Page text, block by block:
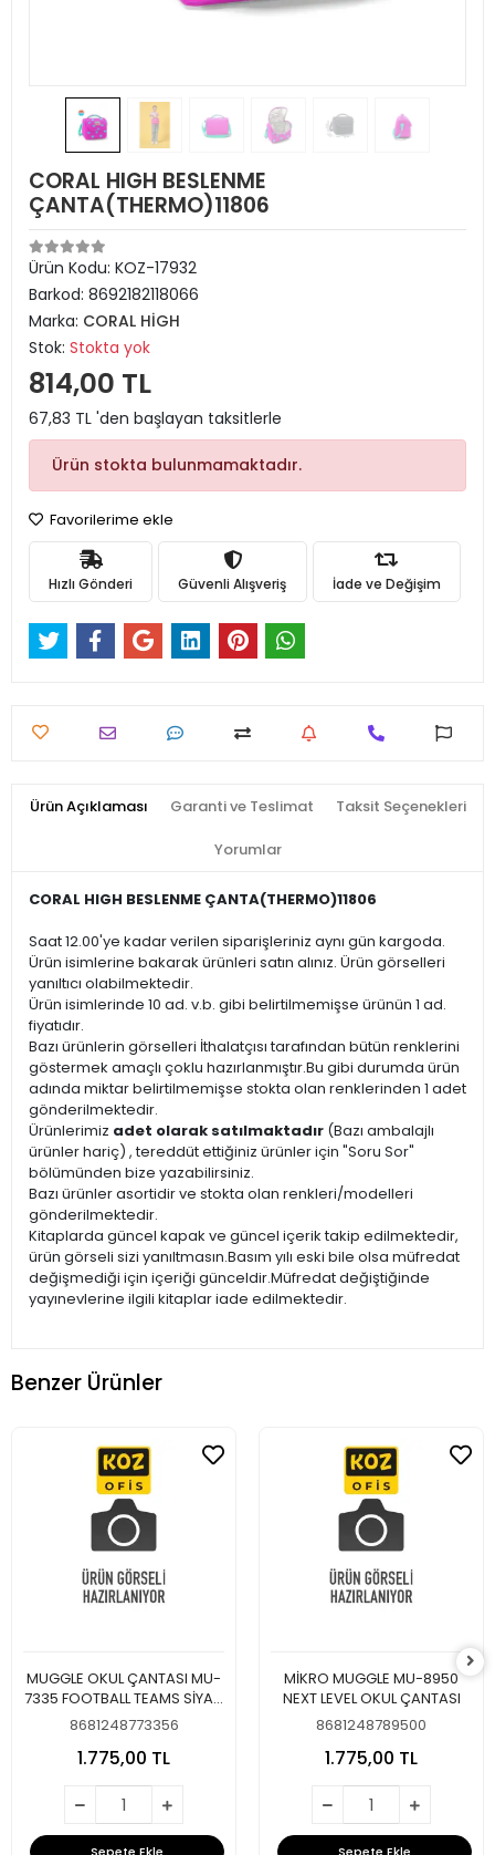
CORAL HIGH BESLENME
ÇANTA(THERMO)11806
Ürün Kodu: KOZ-17932
Barkod: 8692182118066
Marka: CORAL HİGH
Stok: Stokta yok
814,00 TL
67,83 TL 'den başlayan taksitlerle
Ürün stokta bulunmamaktadır.
Favorilerime ekle
Hızlı Gönderi Güvenli Alışveriş İade ve Değişim
Ürün Açıklaması Garanti ve Teslimat Taksit Seçenekleri
Yorumlar
CORAL HIGH BESLENME ÇANTA(THERMO)11806
Saat 12.00'ye kadar verilen siparişleriniz aynı gün kargoda.
Ürün isimlerine bakarak ürünleri satın alınız. Ürün görselleri
yanıltıcı olabilmektedir.
Ürün isimlerinde 10 ad. v.b. gibi belirtilmemişse ürünün 1 ad.
fiyatıdır.
Bazı ürünlerin görselleri İthalatçısı tarafından bütün renklerini
göstermek amaçlı çoklu hazırlanmıştır.Bu gibi durumda ürün
adında miktar belirtilmemişse stokta olan renklerinden 1 adet
gönderilmektedir.
Ürünlerimiz adet olarak satılmaktadır (Bazı ambalajlı
ürünler hariç) , tereddüt ettiğiniz ürünler için "Soru Sor"
bölümünden bize yazabilirsiniz.
Bazı ürünler asortidir ve stokta olan renkleri/modelleri
gönderilmektedir.
Kitaplarda güncel kapak ve güncel içerik takip edilmektedir,
ürün görseli sizi yanıltmasın.Basım yılı eski bile olsa müfredat
değişmediği için içeriği günceldir.Müfredat değiştiğinde
yayınevlerine ilgili kitaplar iade edilmektedir.
Benzer Ürünler
MUGGLE OKUL ÇANTASI MU-
7335 FOOTBALL TEAMS SİYAH
BEYAZ
8681248773356
1.775,00 TL
MİKRO MUGGLE MU-8950
NEXT LEVEL OKUL ÇANTASI
8681248789500
1.775,00 TL